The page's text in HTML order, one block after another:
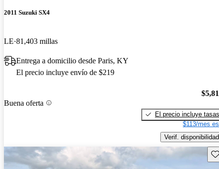
2011 Suzuki SX4
LE 81,403 millas
Entrega a domicilio desde Paris, KY
El precio incluye envío de $219
Buena oferta
El precio incluye tasas
$113/mes
Verif. disponibilidad